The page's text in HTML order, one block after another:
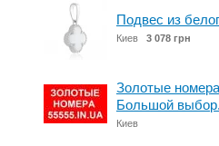
Подвес из
Киев 3 078 грн
Золотые
Большой
Киев